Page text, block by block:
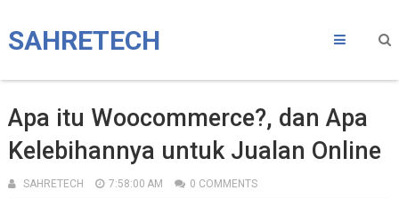
SAHRETECH
Apa itu Woocommerce?, dan Apa
Kelebihannya untuk Jualan Online
SAHRETECH 7:58:00 AM 0 COMMENTS